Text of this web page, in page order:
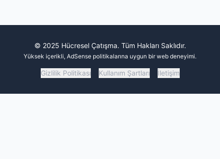
© 2025 Hücresel Çatışma. Tüm Hakları Saklıdır.
Yüksek içerikli, AdSense politikalarına uygun bir web deneyimi.
Gizlilik Politikası Kullanım Şartları İletişim